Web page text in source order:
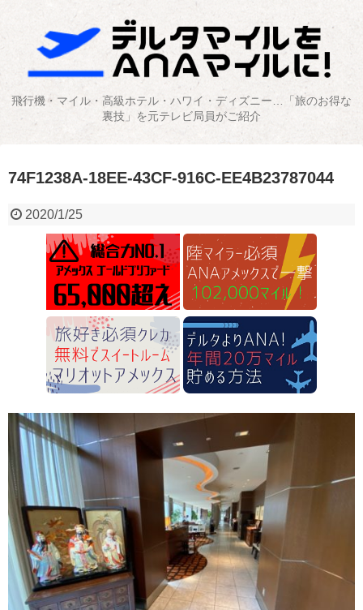
飛行機・マイル・高級ホテル・ハワイ・ディズニー…「旅のお得な
裏技」を元テレビ局員がご紹介
74F1238A-18EE-43CF-916C-EE4B23787044
2020/1/25